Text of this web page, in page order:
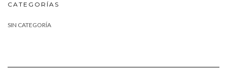
CATEGORÍAS
SIN CATEGORÍA